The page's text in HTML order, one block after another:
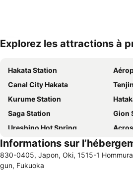
Explorez les attractions à
Hakata Station
Canal City Hakata
Kurume Station
Saga Station
Gion
Ureshino Hot Spring
Nakasu-Kawabata Station
Fukuoka Kokusai Center
Informations sur
830-0405, Japon, Oki, 1515-1
gun, Fukuoka